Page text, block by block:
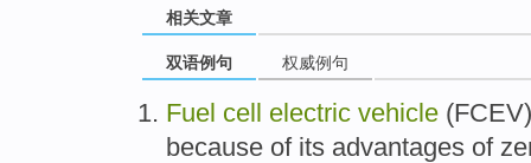
相关文章
双语例句 权威例句
Fuel cell electric vehicle (FCEV
because of its advantages of